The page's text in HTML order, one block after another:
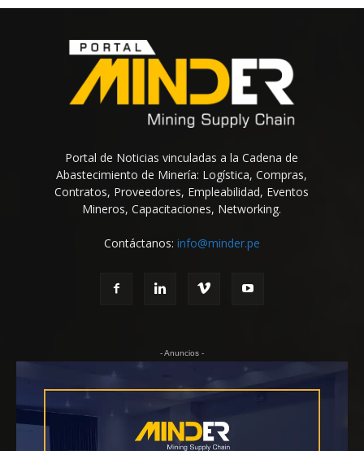
Portal de Noticias vinculadas a la Cadena de
Abastecimiento de Minería: Logística, Compras,
Contratos, Proveedores, Empleabilidad, Eventos
Mineros, Capacitaciones, Networking.
Contáctanos: info@minder.pe
- Anuncios -